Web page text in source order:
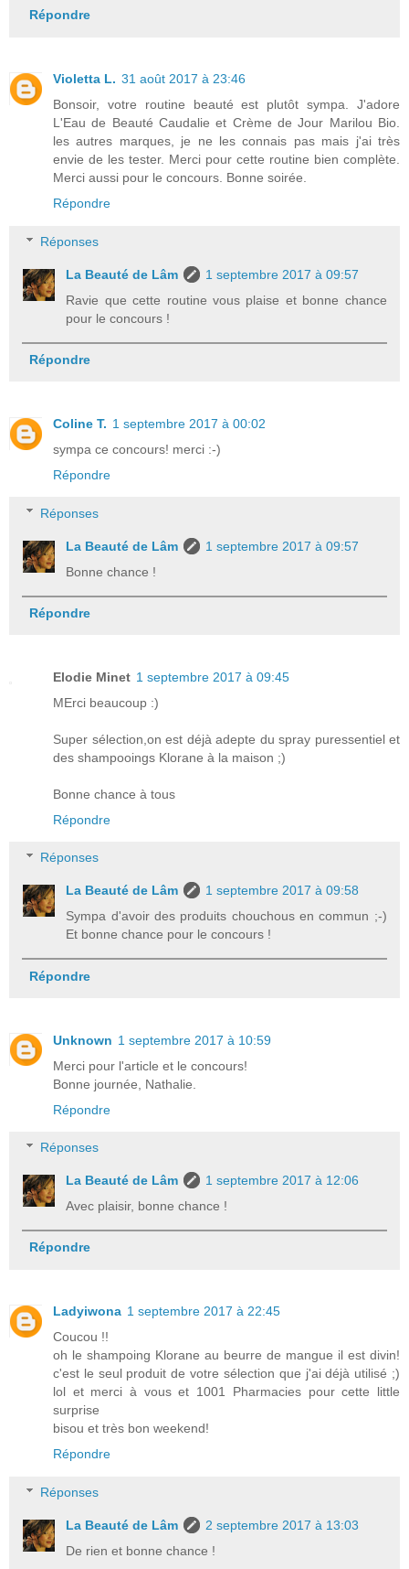
Répondre
Violetta L. 31 août 2017 à 23:46
Bonsoir, votre routine beauté est plutôt sympa. J'adore
L'Eau de Beauté Caudalie et Crème de Jour Marilou Bio.
les autres marques, je ne les connais pas mais j'ai très
envie de les tester. Merci pour cette routine bien complète.
Merci aussi pour le concours. Bonne soirée.
Répondre
Réponses
La Beauté de Lâm
1 septembre 2017 à 09:57
Ravie que cette routine vous plaise et bonne chance
pour le concours !
Répondre
Coline T. 1 septembre 2017 à 00:02
sympa ce concours! merci :-)
Répondre
Réponses
La Beauté de Lâm
1 septembre 2017 à 09:57
Bonne chance !
Répondre
Elodie Minet 1 septembre 2017 à 09:45
MErci beaucoup :)
Super sélection,on est déjà adepte du spray puressentiel et
des shampooings Klorane à la maison ;)
Bonne chance à tous
Répondre
Réponses
La Beauté de Lâm
1 septembre 2017 à 09:58
Sympa d'avoir des produits chouchous en commun ;-)
Et bonne chance pour le concours !
Répondre
Unknown 1 septembre 2017 à 10:59
Merci pour l'article et le concours!
Bonne journée, Nathalie.
Répondre
Réponses
La Beauté de Lâm
1 septembre 2017 à 12:06
Avec plaisir, bonne chance !
Répondre
Ladyiwona 1 septembre 2017 à 22:45
Coucou !!
oh le shampoing Klorane au beurre de mangue il est divin!
c'est le seul produit de votre sélection que j'ai déjà utilisé ;)
lol et merci à vous et 1001 Pharmacies pour cette little
surprise
bisou et très bon weekend!
Répondre
Réponses
La Beauté de Lâm
2 septembre 2017 à 13:03
De rien et bonne chance !